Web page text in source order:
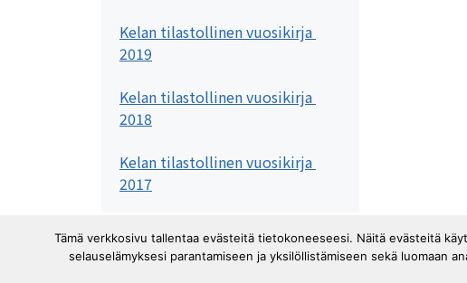
Kelan tilastollinen vuosikirja
2019
Kelan tilastollinen vuosikirja
2018
Kelan tilastollinen vuosikirja
2017
Tämä verkkosivu tallentaa evästeitä tietokoneeseesi. Näitä evästeitä
selauselämyksesi parantamiseen ja yksilöllistämiseen sekä luomaan